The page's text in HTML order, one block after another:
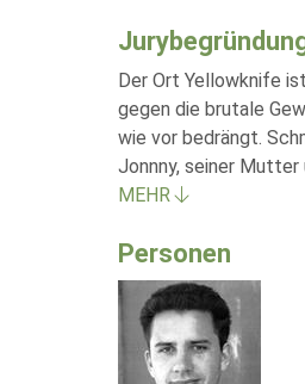
Der Ort Yellowknife
gegen die brutale
wie vor bedrängt.
Jonnny, seiner Mutter
MEHR
Personen